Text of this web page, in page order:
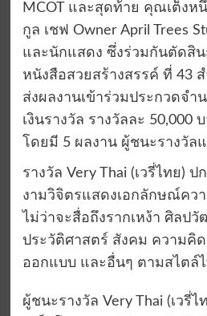
MCOT และสุดท้าย คุณเต็งห
กูล เชฟ Owner April Trees
และนักแสดง ซึ่งร่วมกันตัดสิน
หนังสือสวยสร้างสรรค์ ที่ 43
ส่งผลงานเข้าร่วมประกวดจำ
เงินรางวัล รางวัลละ 50,000
โดยมี 5 ผลงาน ผู้ชนะรางวัล
รางวัล Very Thai (เวรี่ไทย)
งามวิจิตรแสดงเอกลักษณ์คว
ไม่ว่าจะสื่อถึงรากเหง้า ศิลป
ประวัติศาสตร์ สังคม ความคิ
ออกแบบ และอื่นๆ ตามสไตล์
ผู้ชนะรางวัล Very Thai (เวรี่